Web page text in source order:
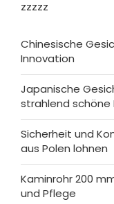
zzzzz
Chinesische
Innovation
Japanische
strahlend schöne
Sicherheit und
aus Polen lohnen
Kaminrohr 200
und Pflege